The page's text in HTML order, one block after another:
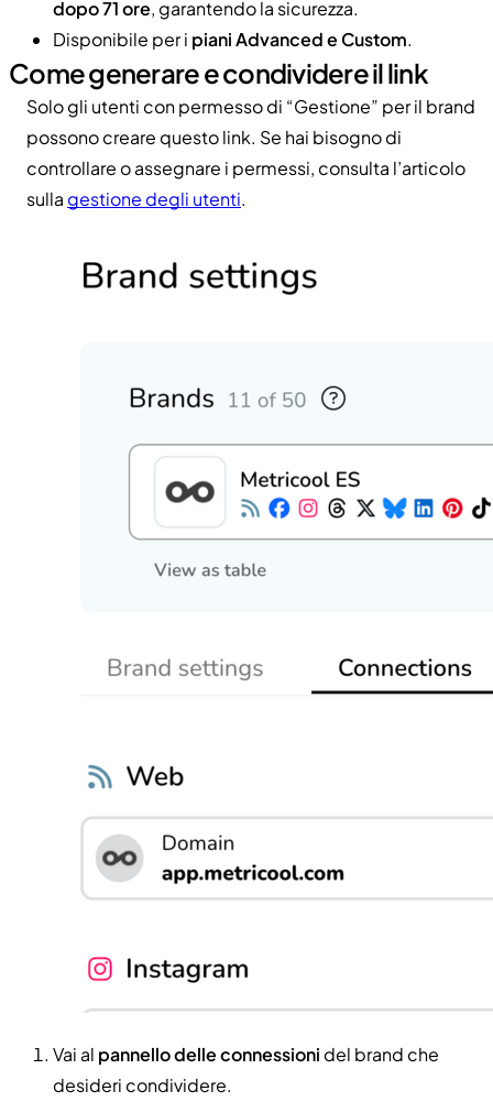
dopo 71 ore, garantendo la sicurezza.
Disponibile per i piani Advanced e Custom.
Come generare e condividere il link
Solo gli utenti con permesso di “Gestione” per il brand
possono creare questo link. Se hai bisogno di
controllare o assegnare i permessi, consulta l’articolo
sullagestione degli utenti.
Vai al pannello delle connessioni del brand che
desideri condividere.